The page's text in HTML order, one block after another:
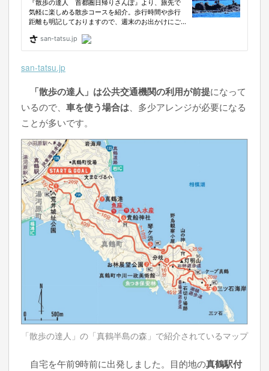
san-tatsu.jp
「散歩の達人」は公共交通機関の利用が前提になって
いるので、 車を使う場合は 、多少アレンジが必要になる
ことが多いです。
「散歩の達人」の「真鶴半島の森」で紹介されているマップ
自宅を午前9時前に出発しました。目的地の真鶴駅付